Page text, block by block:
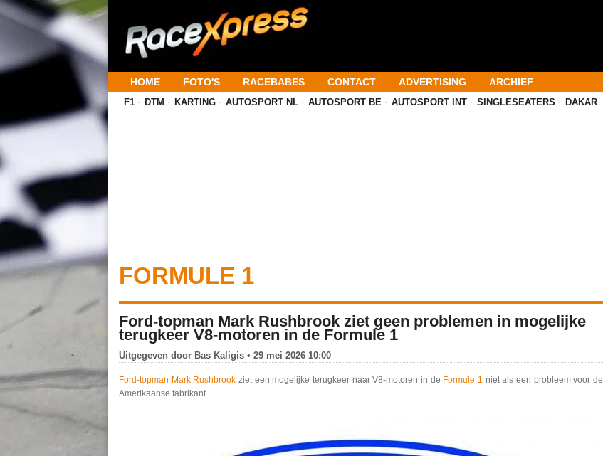
HOME FOTO'S RACEBABES CONTACT ADVERTISING ARCHIEF
F1 DTM KARTING AUTOSPORT NL AUTOSPORT BE AUTOSPORT INT SINGLESEATERS DAKAR
FORMULE 1
Ford-topman Mark Rushbrook ziet geen problemen in mogelijke
terugkeer V8-motoren in de Formule 1
Uitgegeven door Bas Kaligis • 29 mei 2026 10:00
Ford-topman Mark Rushbrook ziet een mogelijke terugkeer naar V8-motoren in de Formule 1 niet als een probleem voor de
Amerikaanse fabrikant.